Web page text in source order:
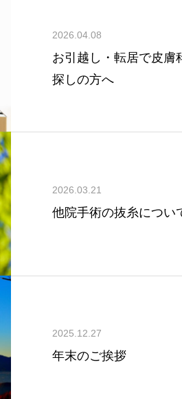
2026.04.08
お引越し・転居で皮膚
探しの方へ
2026.03.21
他院手術の抜糸につい
2025.12.27
年末のご挨拶